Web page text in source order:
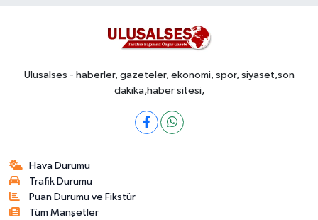
Ulusalses - haberler, gazeteler, ekonomi, spor, siyaset,son
dakika,haber sitesi,
Hava Durumu
Trafik Durumu
Puan Durumu ve Fikstür
Tüm Manşetler